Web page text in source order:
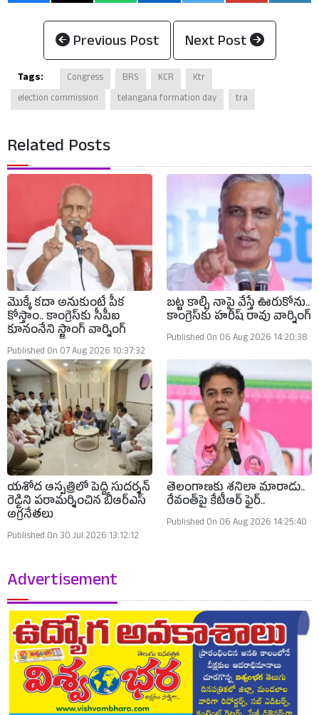
Previous Post Next Post
Tags: Congress BRS KCR
Ktr
election commission
telangana formation day tra
Related Posts
మొక్కే కదా అనుకుంటే పీక
కోస్తాం.. కాంగ్రెస్‌కు సీపీఐ
కూనంనేని స్ట్రాంగ్ వార్నింగ్
Published On 07 Aug 2026 10:37:32
బట్ట కాల్చి నాపై వేస్తే ఊరుకోను..
కాంగ్రెస్‌కు హరీష్ రావు వార్నింగ్
Published On 06 Aug 2026 14:20:38
యశోద ఆస్పత్రిలో పెద్ది సుదర్శన్
రెడ్డిని పరామర్శించిన బీఆర్ఎస్
అగ్రనేతలు
Published On 30 Jul 2026 13:12:12
తెలంగాణకు శనిలా మారాడు..
రేవంత్‌పై కేటీఆర్ ఫైర్..
Published On 06 Aug 2026 14:25:40
Advertisement